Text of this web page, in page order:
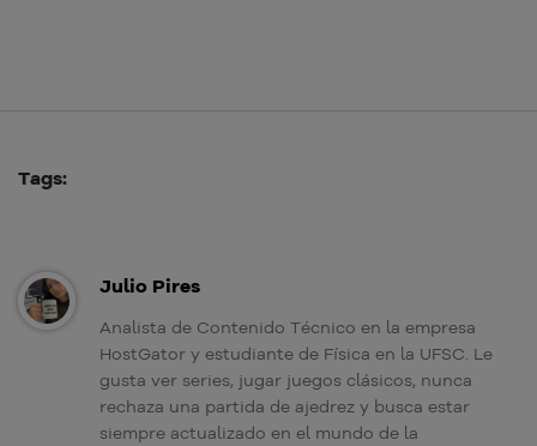
Tags:
Julio Pires
Analista de Contenido Técnico en la empresa
HostGator y estudiante de Física en la UFSC. Le
gusta ver series, jugar juegos clásicos, nunca
rechaza una partida de ajedrez y busca estar
siempre actualizado en el mundo de la